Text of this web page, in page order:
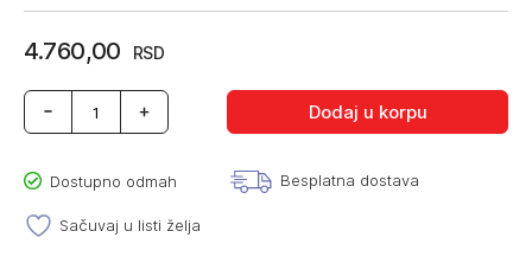
4.760,00 RSD
Berns
R22376
Dodaj u korpu
Dostupno odmah Besplatna dostava
Sačuvaj u listi želja